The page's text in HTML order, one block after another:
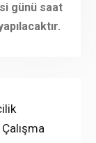
günü saat